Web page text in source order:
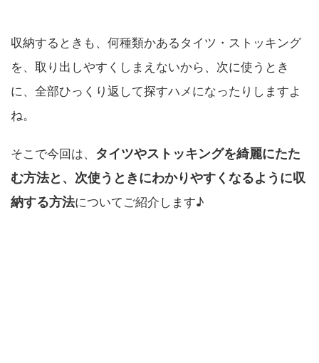
収納するときも、何種類かあるタイツ・ストッキング
を、取り出しやすくしまえないから、次に使うとき
に、全部ひっくり返して探すハメになったりしますよ
ね。
そこで今回は、 タイツやストッキングを綺麗にたた
む方法と、次使うときにわかりやすくなるように収
納する方法についてご紹介します♪